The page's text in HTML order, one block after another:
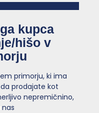
kupca
hišo v
primorju, ki ima
prodajate kot
nepremičnino,